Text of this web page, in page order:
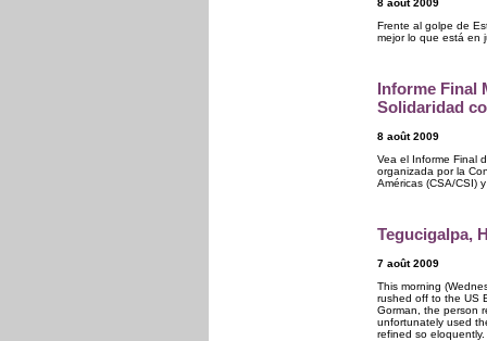
8 août 2009
Frente al golpe de
mejor lo que está en
Informe Final
Solidaridad
8 août 2009
Vea el Informe Final
organizada por la
Américas (CSA/CSI)
Tegucigalpa,
7 août 2009
This morning
rushed off to the US
Gorman, the person
unfortunately used
refined so eloquently.